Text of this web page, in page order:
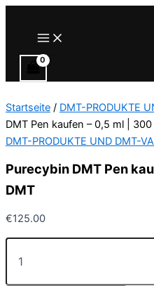
Main
Menu
Startseite / DMT-PRODUKTE
DMT Pen kaufen – 0,5 ml |
DMT-PRODUKTE UND DMT-
Purecybin DMT Pen
DMT
€125.00
Purecybin
DMT